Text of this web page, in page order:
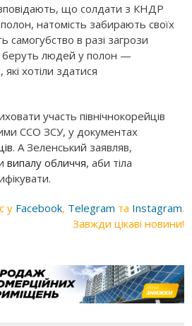
що солдати з КНДР
натомість забирають своїх
самогубство в разі загрози
беруть людей у полон —
які хотіли здатися
участь північнокорейців
ССО ЗСУ, у документах
. А Зеленський заявляв,
випалу обличчя, аби тіла
у Facebook, Telegram та Instagram.
Завжди цікаві новини!